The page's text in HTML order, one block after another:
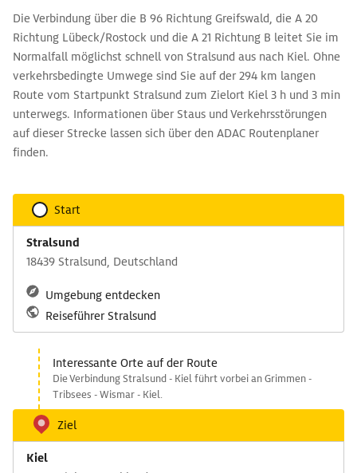
Die Verbindung über die B 96 Richtung Greifswald, die A 20
Richtung Lübeck/Rostock und die A 21 Richtung B leitet Sie im
Normalfall möglichst schnell von Stralsund aus nach Kiel. Ohne
verkehrsbedingte Umwege sind Sie auf der 294 km langen
Route vom Startpunkt Stralsund zum Zielort Kiel 3 h und 3 min
unterwegs. Informationen über Staus und Verkehrsstörungen
auf dieser Strecke lassen sich über den ADAC Routenplaner
finden.
Start
Stralsund
18439 Stralsund, Deutschland
Umgebung entdecken
Reiseführer Stralsund
Interessante Orte auf der Route
Die Verbindung Stralsund - Kiel führt vorbei an Grimmen -
Tribsees - Wismar - Kiel.
Ziel
Kiel